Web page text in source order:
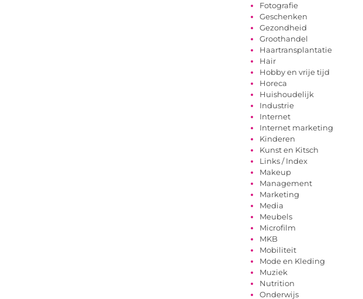
Fotografie
Geschenken
Gezondheid
Groothandel
Haartransplantatie
Hair
Hobby en vrije tijd
Horeca
Huishoudelijk
Industrie
Internet
Internet marketing
Kinderen
Kunst en Kitsch
Links / Index
Makeup
Management
Marketing
Media
Meubels
Microfilm
MKB
Mobiliteit
Mode en Kleding
Muziek
Nutrition
Onderwijs